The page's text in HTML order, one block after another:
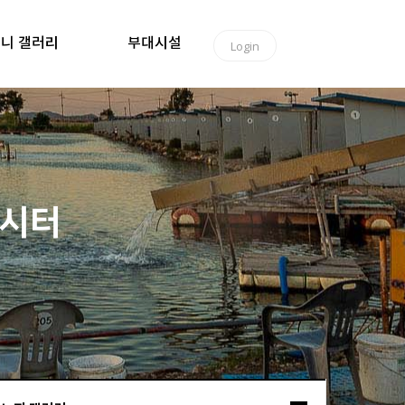
갤러리 부대시설 Login
터